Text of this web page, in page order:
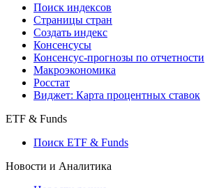
Поиск индексов
Страницы стран
Создать индекс
Консенсусы
Консенсус-прогнозы по отчетности
Макроэкономика
Росстат
Виджет: Карта процентных ставок
ETF & Funds
Поиск ETF & Funds
Новости и Аналитика